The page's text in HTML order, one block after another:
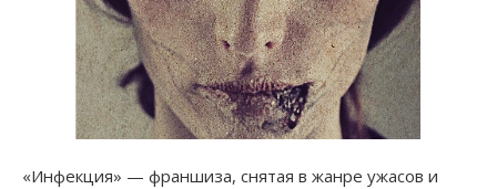
«Инфекция» — франшиза, снятая в жанре ужасов и